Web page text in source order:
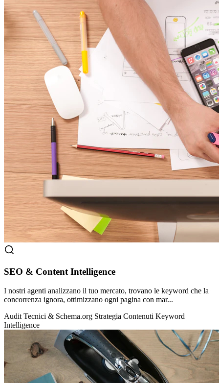
SEO & Content Intelligence
I nostri agenti analizzano il tuo mercato, trovano le keyword che la
concorrenza ignora, ottimizzano ogni pagina con mar...
Audit Tecnici & Schema.org Strategia Contenuti Keyword
Intelligence